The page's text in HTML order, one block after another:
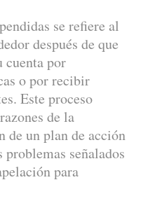
se refiere al
después de que
cuenta por
o por recibir
Este proceso
de la
de un plan de acción
señalados
para